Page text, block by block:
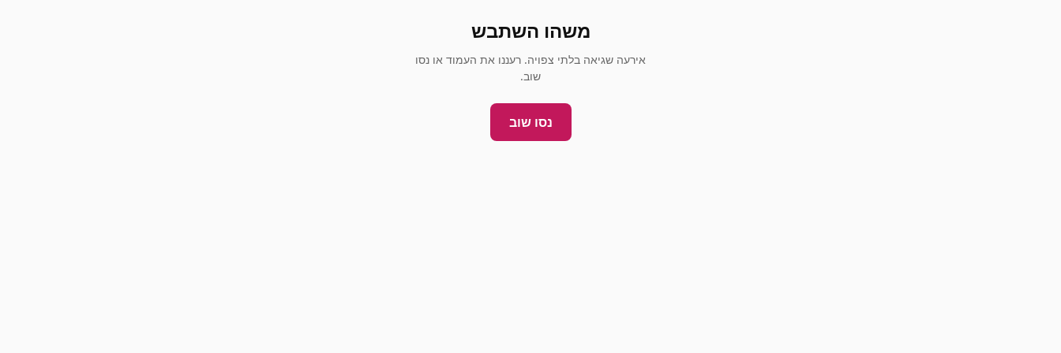
משהו השתבש
אירעה שגיאה בלתי צפויה. רעננו את העמוד או נסו
שוב.
נסו שוב